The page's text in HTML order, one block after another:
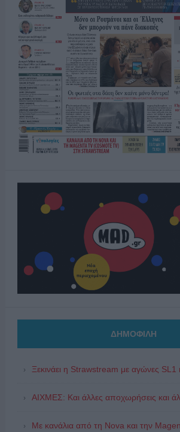
ΔΗΜΟΦΙΛΗ
Ξεκινάει η Strawstream με αγώνες SL1
ΑΙΧΜΕΣ: Και άλλες αποχωρήσεις και
Με κανάλια από τη Nova και την